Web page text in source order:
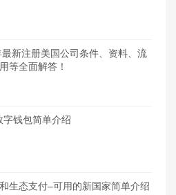
新注册美国公司条件、资料、流
等全面解答！
字钱包简单介绍
生态支付–可用的新国家简单介绍